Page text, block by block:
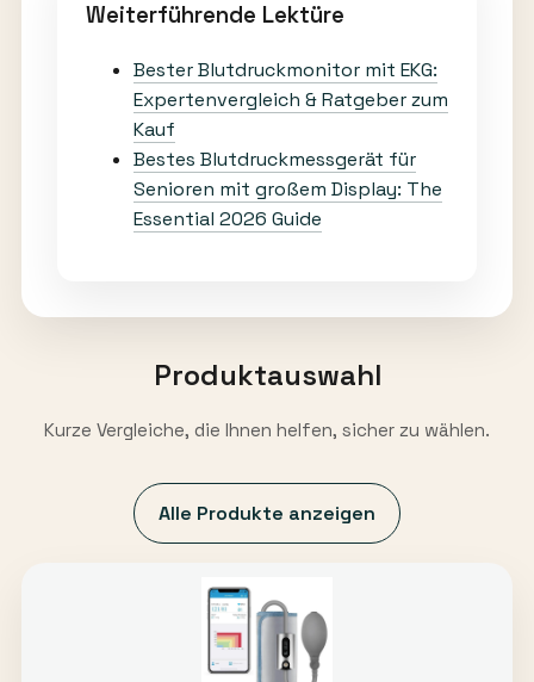
Weiterführende Lektüre
Bester Blutdruckmonitor mit EKG:
Expertenvergleich & Ratgeber zum
Kauf
Bestes Blutdruckmessgerät für
Senioren mit großem Display: The
Essential 2026 Guide
Produktauswahl
Kurze Vergleiche, die Ihnen helfen, sicher zu wählen.
Alle Produkte anzeigen